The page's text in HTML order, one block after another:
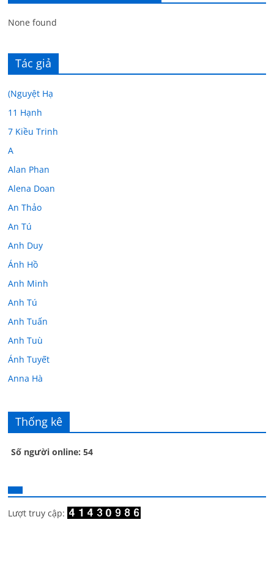
None found
Tác giả
(Nguyệt Hạ
11 Hạnh
7 Kiều Trinh
A
Alan Phan
Alena Doan
An Thảo
An Tú
Anh Duy
Ánh Hồ
Anh Minh
Anh Tú
Anh Tuấn
Anh Tuù
Ánh Tuyết
Anna Hà
Âu Tú Vân
Bác sĩ Hoa
Bác sĩ Stephen Mak
Bác Đạt
Bạch Cúc
Thống kê
Số người online: 54
Lượt truy cập: